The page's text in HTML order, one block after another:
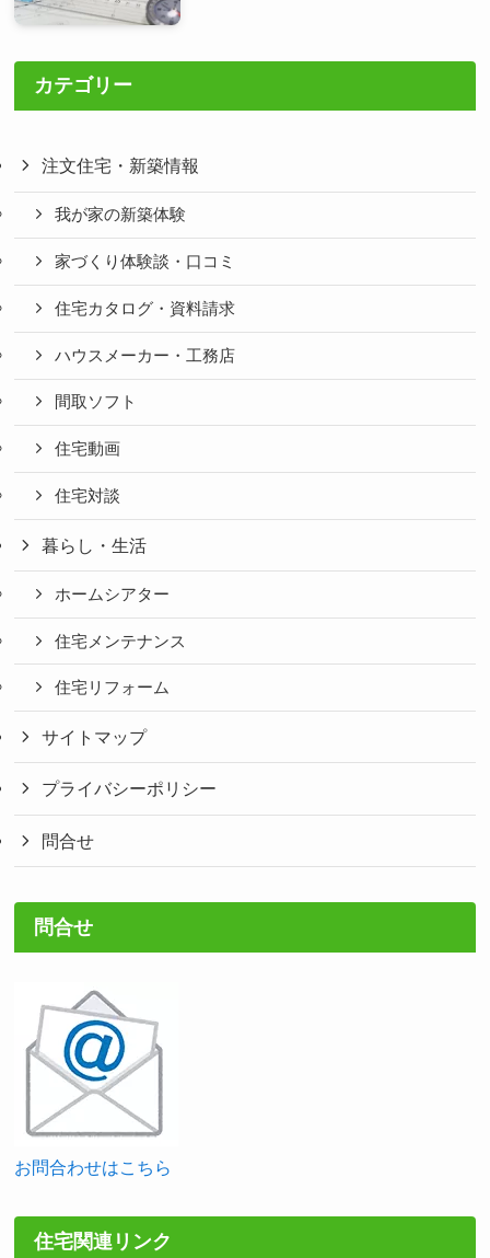
カテゴリー
注文住宅・新築情報
我が家の新築体験
家づくり体験談・口コミ
住宅カタログ・資料請求
ハウスメーカー・工務店
間取ソフト
住宅動画
住宅対談
暮らし・生活
ホームシアター
住宅メンテナンス
住宅リフォーム
サイトマップ
プライバシーポリシー
問合せ
問合せ
お問合わせはこちら
住宅関連リンク